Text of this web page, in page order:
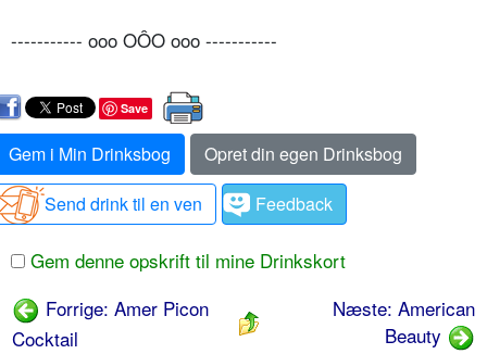
----------- ooo OÔO ooo -----------
Save
Gem i Min Drinksbog
Opret din egen Drinksbog
Send drink til en ven
Feedback
Gem denne opskrift til mine Drinkskort
Forrige: Amer Picon
Cocktail
Næste: American
Beauty